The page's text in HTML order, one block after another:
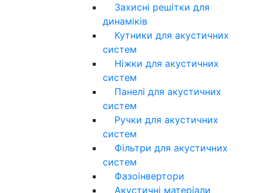
Захисні решітки для
динаміків
Кутники для акустичних
систем
Ніжки для акустичних
систем
Панелі для акустичних
систем
Ручки для акустичних
систем
Фільтри для акустичних
систем
Фазоінвертори
Акустичні матеріали